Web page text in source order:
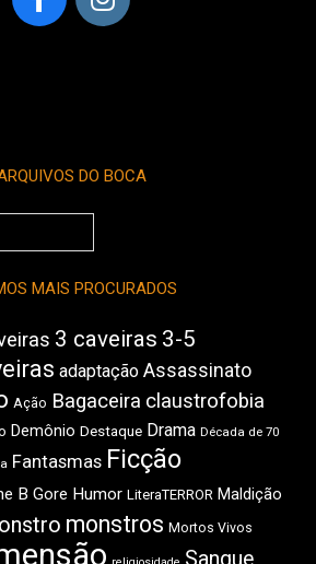
DO BOCA
MAIS PROCURADOS
3 caveiras 3-5
adaptação Assassinato
Ação Bagaceira claustrofobia
Demônio Destaque Drama Década de 70
Fantasmas Ficção
B Gore Humor LiteraTERROR Maldição
monstros Mortos Vivos